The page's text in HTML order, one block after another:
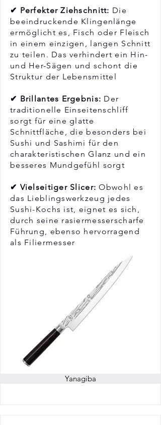
✔ Perfekter Ziehschnitt: Die
beeindruckende Klingenlänge
ermöglicht es, Fisch oder Fleisch
in einem einzigen, langen Schnitt
zu teilen. Das verhindert ein Hin-
und Her-Sägen und schont die
Struktur der Lebensmittel
✔ Brillantes Ergebnis: Der
traditionelle Einseitenschliff
sorgt für eine glatte
Schnittfläche, die besonders bei
Sushi und Sashimi für den
charakteristischen Glanz und ein
besseres Mundgefühl sorgt
✔ Vielseitiger Slicer: Obwohl es
das Lieblingswerkzeug jedes
Sushi-Kochs ist, eignet es sich,
durch seine rasiermesserscharfe
Führung, ebenso hervorragend
als Filiermesser
Yanagiba